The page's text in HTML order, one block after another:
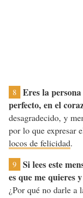
8
Eres la
perfecto, en el
desagradecido, y
por lo que expresar
locos de felicidad.
9
Si lees este
es que me quieres
¿Por qué no darle a